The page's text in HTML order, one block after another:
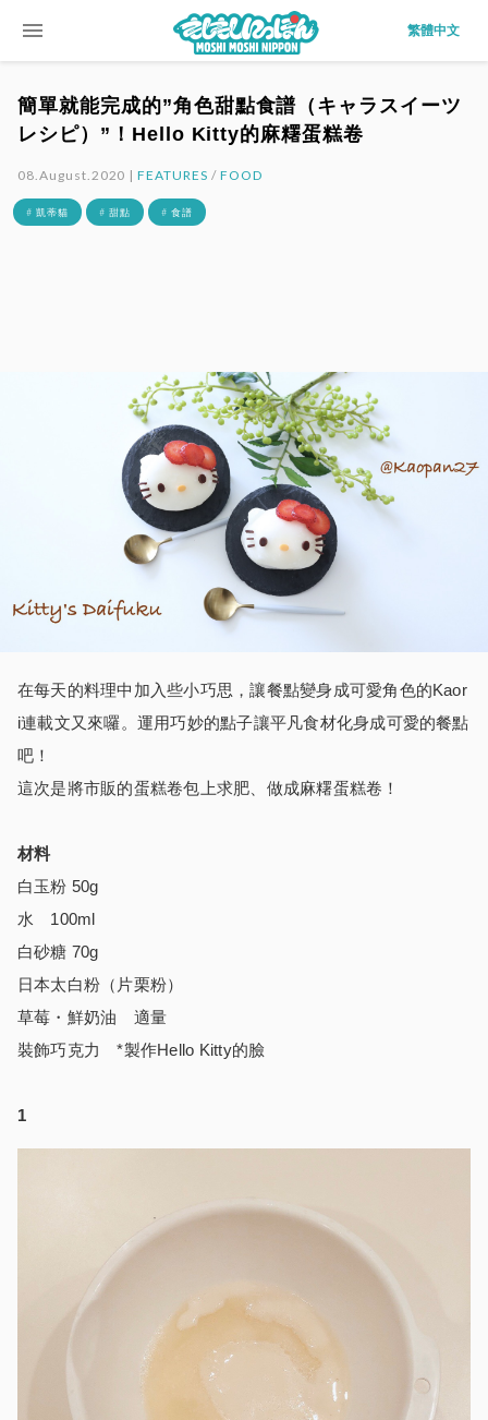
menu 繁體中文
簡單就能完成的”角色甜點食譜（キャラスイーツ
レシピ）”！Hello Kitty的麻糬蛋糕卷
08.August.2020 |FEATURES / FOOD
# 凱蒂貓 # 甜點 # 食譜
在每天的料理中加入些小巧思，讓餐點變身成可愛角色的Kaor
i連載文又來囉。運用巧妙的點子讓平凡食材化身成可愛的餐點
吧！
這次是將市販的蛋糕卷包上求肥、做成麻糬蛋糕卷！
材料
白玉粉 50g
水 100ml
白砂糖 70g
日本太白粉（片栗粉）
草莓・鮮奶油 適量
裝飾巧克力 *製作Hello Kitty的臉
1